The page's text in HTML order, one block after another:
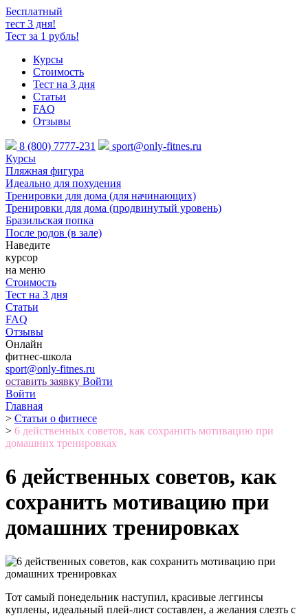
Бесплатный
тест 3 дня!
Тест за 1 рубль!
Курсы
Стоимость
Тест на 3 дня
Статьи
FAQ
Отзывы
8 (800) 7777-231
sport@only-fitnes.ru
Курсы
Пляжная фигура
Идеально для похудения
Тренировки для дома (для начинающих)
Тренировки для дома (продвинутый уровень)
Бразильская попка
После родов (в зале)
Наведите
курсор
на меню
Стоимость
Тест на 3 дня
Статьи
FAQ
Отзывы
Онлайн
фитнес-школа
sport@only-fitnes.ru
оставить заявку Войти
Войти
Главная
> Статьи о фитнесе
> 6 действенных советов, как сохранить мотивацию при
домашних тренировках
6 действенных советов, как
сохранить мотивацию при
домашних тренировках
Тот самый понедельник наступил, красивые леггинсы
куплены, идеальный плей-лист составлен, а желания слезть с